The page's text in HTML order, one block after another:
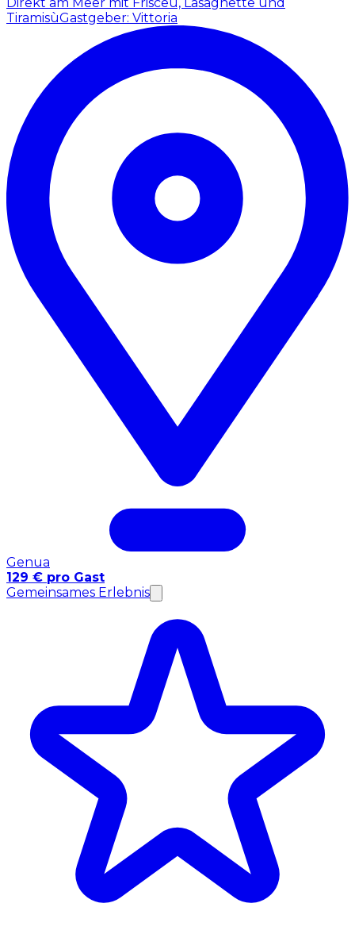
TiramisùGastgeber: Vittoria
Genua
129 € pro Gast
Gemeinsames Erlebnis